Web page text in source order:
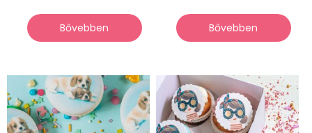
Bővebben Bővebben